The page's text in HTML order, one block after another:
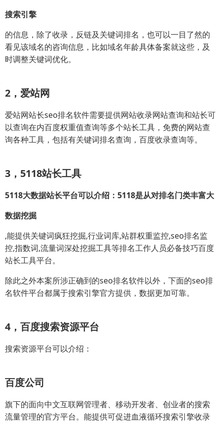
搜索引擎
的信息，除了收录，反链及关键词排名，也可以一目了然的
看见该域名的咨询信息，比如域名年龄具体备案就这些，及
时调整关键词优化。
2，爱站网
爱站网站长seo排名软件需要提供网站收录网站查询和站长可
以查询在内百度权重值查询等多个站长工具，免费的网站查
询各种工具，包括有关键词排名查询，百度收录查询等。
3，5118站长工具
5118大数据站长平台可以介绍：5118是从对排名门类丰富大
数据挖掘
,能提供关键词疯狂挖掘,行业词库,站群权重监控,seo排名监
控,指数词,流量词深处挖掘工具等排名工作人员必备技巧百度
站长工具平台。
除此之外本案所涉正确到的seo排名软件以外，下面的seo排
名软件平台都属于搜索引擎官方提供，数据更加可靠。
4，百度搜索资源平台
搜索资源平台可以介绍：
百度公司
旗下的面向中文互联网管理者、移动开发者、创业者的搜索
流量管理的官方平台。能提供可促进血液循环搜索引擎收录